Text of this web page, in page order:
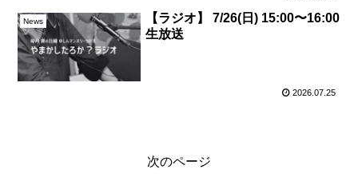
News
【ラジオ】 7/26(日) 15:00〜16:00
生放送
2026.07.25
次のページ